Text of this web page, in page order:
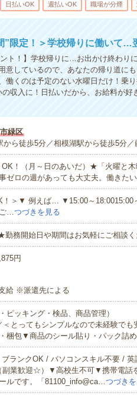
日払いOK 週払いOK 職場が分煙
”限定！＞学校帰りに働いて…
ト！】学校帰りに…お出かけ終わり
意しているので、あなたの帰り道に
働くのは予定のない水曜日だけ！乗
収入に！日払いだから、お給料が好
緑区
から徒歩5分／相模湖駅から徒歩5分
！（月～日のあいだ）★「火曜と
ゼロの週があっても大丈夫。働きた
！＞▼ 例えば… ▼15:00～18:0015:00
…つづきを見る
務開始日や期間はお気軽にご相談
円
給 ※派遣先による
ピッキング・検品、商品管理）
＜とってもシンプルなので未経験で
梱包▼商品のシール貼り・パック詰
ランクOK / パソコンスキル不要 / 英
副業歓迎☆）▼高校生不可▼携帯電話
ルです。「81100_info@ca…つづき